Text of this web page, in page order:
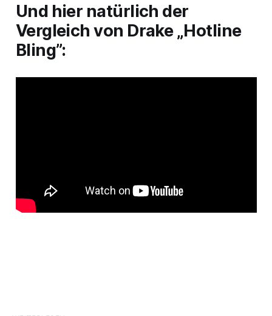
Und hier natürlich der
Vergleich von Drake „Hotline
Bling”: